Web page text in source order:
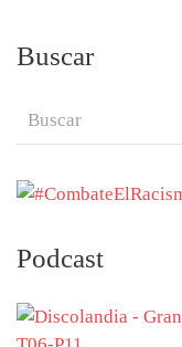
Buscar
Podcast